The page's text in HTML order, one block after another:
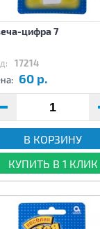
цифра 7
17214
60 р.
В КОРЗИНУ
КУПИТЬ В 1 КЛИК